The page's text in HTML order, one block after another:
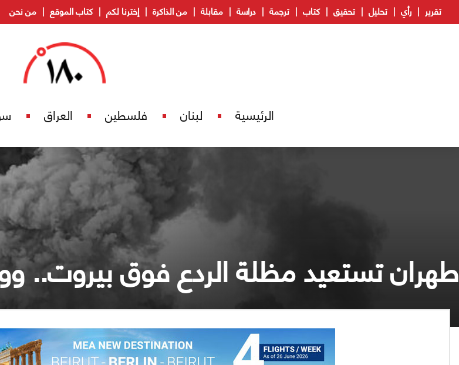
تقرير رأي تحليل تحقيق كتاب ترجمة دراسة مقابلة من الذاكرة إخترنا لكم كتاب الموقع من نحن
الرئيسية لبنان فلسطين العراق
طهران تستعيد مظلة الردع فوق بيروت..